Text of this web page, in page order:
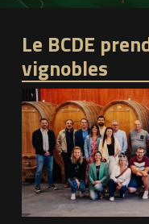
Le BCDE
vignobles